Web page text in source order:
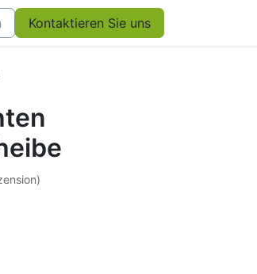
Kontaktieren Sie uns